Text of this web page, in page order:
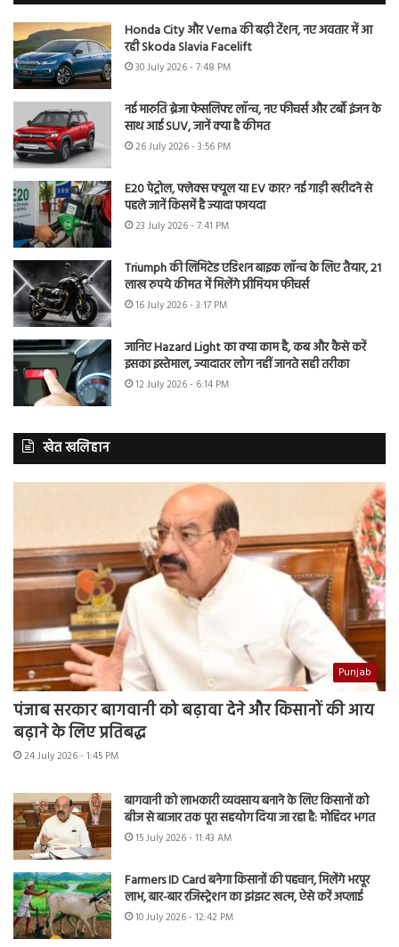
Honda City और Verna की बढ़ी टेंशन, नए अवतार में आ
रही Skoda Slavia Facelift
30 July 2026 - 7:48 PM
नई मारुति ब्रेजा फेसलिफ्ट लॉन्च, नए फीचर्स और टर्बो इंजन के
साथ आई SUV, जानें क्या है कीमत
26 July 2026 - 3:56 PM
E20 पेट्रोल, फ्लेक्स फ्यूल या EV कार? नई गाड़ी खरीदने से
पहले जानें किसमें है ज्यादा फायदा
23 July 2026 - 7:41 PM
Triumph की लिमिटेड एडिशन बाइक लॉन्च के लिए तैयार, 21
लाख रुपये कीमत में मिलेंगे प्रीमियम फीचर्स
16 July 2026 - 3:17 PM
जानिए Hazard Light का क्या काम है, कब और कैसे करें
इसका इस्तेमाल, ज्यादातर लोग नहीं जानते सही तरीका
12 July 2026 - 6:14 PM
खेत खलिहान
Punjab
पंजाब सरकार बागवानी को बढ़ावा देने और किसानों की आय
बढ़ाने के लिए प्रतिबद्ध
24 July 2026 - 1:45 PM
बागवानी को लाभकारी व्यवसाय बनाने के लिए किसानों को
बीज से बाजार तक पूरा सहयोग दिया जा रहा है: मोहिंदर भगत
15 July 2026 - 11:43 AM
Farmers ID Card बनेगा किसानों की पहचान, मिलेंगे भरपूर
लाभ, बार-बार रजिस्ट्रेशन का झंझट खत्म, ऐसे करें अप्लाई
10 July 2026 - 12:42 PM